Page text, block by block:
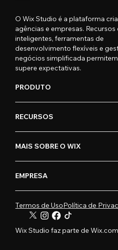
O Wix Studio é a plataforma
agências e empresas. Recursos
inteligentes, ferramentas de
desenvolvimento flexíveis e
negócios simplificada
supere expectativas.
PRODUTO
RECURSOS
MAIS SOBRE O WIX
EMPRESA
Termos de UsoPolítica de
Wix Studio faz parte de